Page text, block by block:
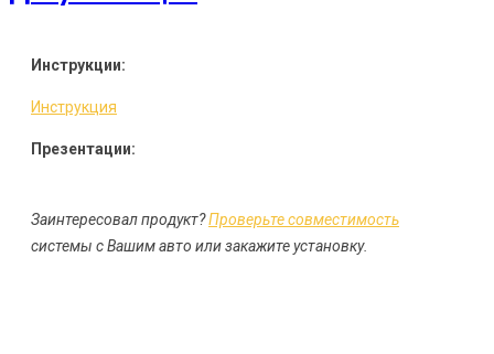
Инструкции:
Инструкция
Презентации:
Заинтересовал продукт?Проверьте совместимость
системы с Вашим авто или закажите установку.